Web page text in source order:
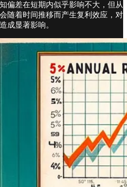
偏差在短期内似乎影响不大，但从
随着时间推移而产生复利效应，对
成显著影响。